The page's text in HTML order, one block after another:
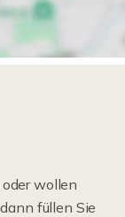
wollen
füllen Sie